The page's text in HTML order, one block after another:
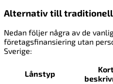
Alternativ till
Nedan följer några av de
företagsfinansiering utan
Sverige:
Lånstyp